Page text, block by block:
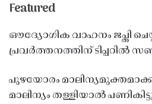
Featured
ഔദ്യോഗിക വാഹനം ജപ്തി
പ്രവർത്തനത്തിന് ടിപ്പറിൽ
പുഴയോരം
മാലിന്യം തള്ളിയാൽ